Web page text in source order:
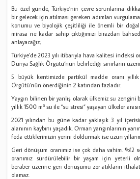
Bu özel günde, Türkiye’nin çevre sorunlarına
bir gelecek için atılması gereken adımları
konumu ve biyolojik çeşitliliği ile önemli bir
mirasa ne kadar sahip çıktığımızı birazdan
anlayacağız;
Türkiye'de 2023 yılı itibarıyla hava kalitesi indeksi
Dünya Sağlık Örgütü’nün belirlediği sınırların
5 büyük kentimizde partikül madde oranı yıllık
Örgütü'nün önerdiğinin 2 katından fazladır.
Yaygın bilinen bir yanlış olarak ülkemiz su zengini
yıllık 1500 m³ su ile “su stresi” yaşayan ülkeler
2021 yılından bu güne kadar yaklaşık 3 yıl
alanının kaybını yaşadık. Orman yangınlarının
feda ettiklerimizin yerini doldurmak ise uzun
Geri dönüşüm oranımız ise çok daha vahim. %12
oranımız sürdürülebilir bir yaşam için yeterli
beraber üzerine geri dönüşümü zor atıkların
olamaz.